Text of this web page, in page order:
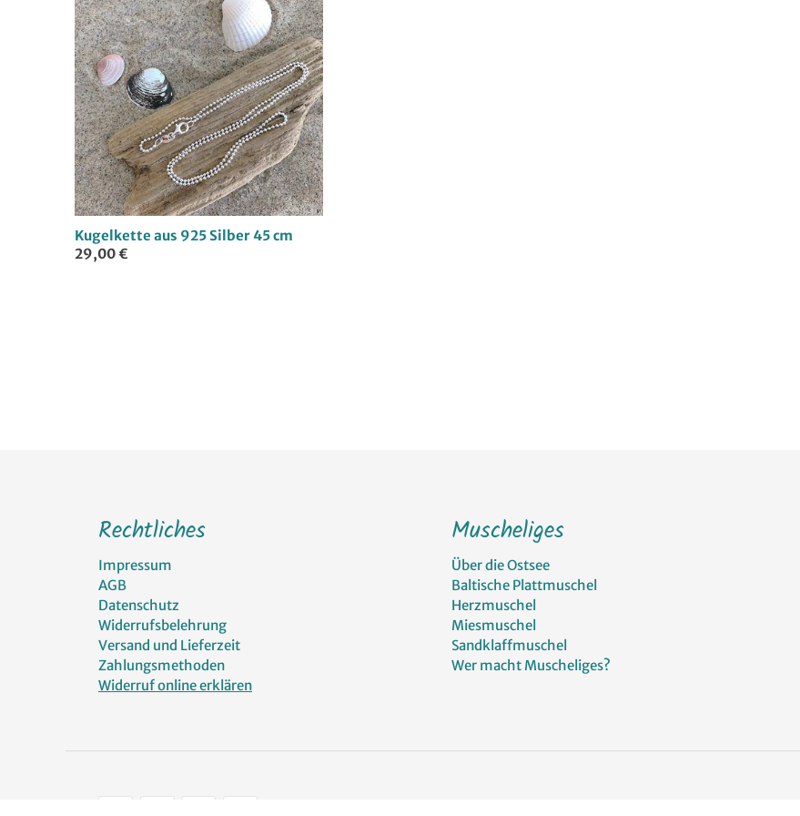
Kugelkette aus 925 Silber 45 cm
29,00 €
Rechtliches
Impressum
AGB
Datenschutz
Widerrufsbelehrung
Versand und Lieferzeit
Zahlungsmethoden
Widerruf online erklären
Muscheliges
Über die Ostsee
Baltische Plattmuschel
Herzmuschel
Miesmuschel
Sandklaffmuschel
Wer macht Muscheliges?
Zahlungsarten